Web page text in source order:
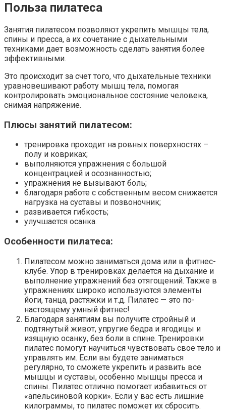
Польза пилатеса
Занятия пилатесом позволяют укрепить мышцы тела,
спины и пресса, а их сочетание с дыхательными
техниками дает возможность сделать занятия более
эффективными.
Это происходит за счет того, что дыхательные техники
уравновешивают работу мышц тела, помогая
контролировать эмоциональное состояние человека,
снимая напряжение.
Плюсы занятий пилатесом:
тренировка проходит на ровных поверхностях –
полу и ковриках;
выполняются упражнения с большой
концентрацией и осознанностью;
упражнения не вызывают боль;
благодаря работе с собственным весом снижается
нагрузка на суставы и позвоночник;
развивается гибкость;
улучшается осанка.
Особенности пилатеса:
Пилатесом можно заниматься дома или в фитнес-
клубе. Упор в тренировках делается на дыхание и
выполнение упражнений без отягощений. Также в
упражнениях широко используются элементы
йоги, танца, растяжки и т.д. Пилатес — это по-
настоящему умный фитнес!
Благодаря занятиям вы получите стройный и
подтянутый живот, упругие бедра и ягодицы и
изящную осанку, без боли в спине. Тренировки
пилатес помогут научиться чувствовать свое тело и
управлять им. Если вы будете заниматься
регулярно, то сможете укрепить и развить все
мышцы и суставы, особенно мышцы пресса и
спины. Пилатес отлично помогает избавиться от
«апельсиновой корки». Если у вас есть лишние
килограммы, то пилатес поможет их сбросить.